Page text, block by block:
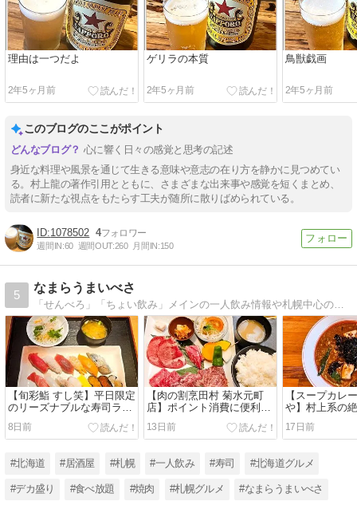
理由は一つだよ
2年5ヶ月前
ゲリラの本質
2年5ヶ月前
鳥獣戯画
2年5ヶ月前
このブログのここがポイント
心に響く日々の感覚と思考の記述
身近な料理や風景を通じて生きる意味や意志の在り方を静かに見つめてい
る。村上龍の著作引用とともに、さまざまな出来事や感覚を短くまとめ、
読者に新たな視点をもたらす工夫が随所に散りばめられている。
1078502 4
週間IN:60 週間OUT:260 月間IN:150
5
なまらうまいべさ
「せんべろ」「ちょい飲み」メインの一人飲み情報や札幌中心の北海道グルメを紹介
【旬彩鮨 すし笑】平日限定
のリーズナブルな寿司ラン
8日前
【肉の割烹田村 菊水元町
店】ポイント消費に便利な
焼肉ランチ
13日前
【スープカレ
や】村上系の
キーマ
17日前
#北海道 #居酒屋 #札幌 #一人飲み #寿司 #北海道グルメ
#デカ盛り #食べ放題 #焼肉 #札幌グルメ #なまらうまいべさ